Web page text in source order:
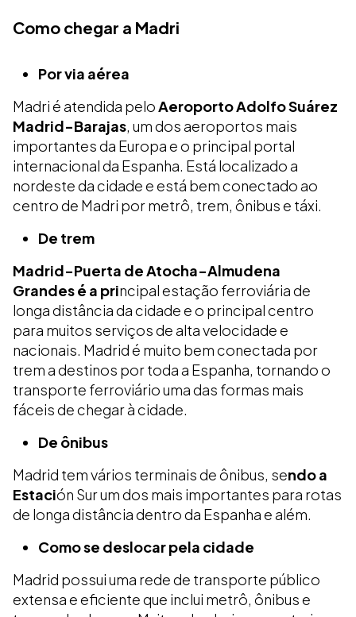
Como chegar a Madri
Por via aérea
Madri é atendida peloAeroporto Adolfo Suárez
Madrid-Barajas, um dos aeroportos mais
importantes da Europa e o principal portal
internacional da Espanha. Está localizado a
nordeste da cidade e está bem conectado ao
centro de Madri por metrô, trem, ônibus e táxi.
De trem
Madrid-Puerta de Atocha-Almudena
Grandes é a principal estação ferroviária de
longa distância da cidade e o principal centro
para muitos serviços de alta velocidade e
nacionais. Madrid é muito bem conectada por
trem a destinos por toda a Espanha, tornando o
transporte ferroviário uma das formas mais
fáceis de chegar à cidade.
De ônibus
Madrid tem vários terminais de ônibus, sendo a
Estación Sur um dos mais importantes para rotas
de longa distância dentro da Espanha e além.
Como se deslocar pela cidade
Madrid possui uma rede de transporte público
extensa e eficiente que inclui metrô, ônibus e